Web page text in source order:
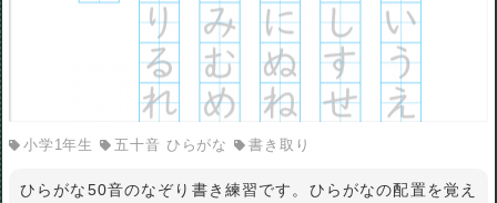
小学1年生 五十音 ひらがな 書き取り
ひらがな50音のなぞり書き練習です。ひらがなの配置を覚え